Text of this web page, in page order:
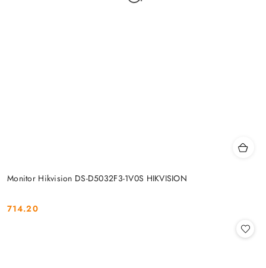
Monitor Hikvision DS-D5032F3-1V0S HIKVISION
Cena:
714.20